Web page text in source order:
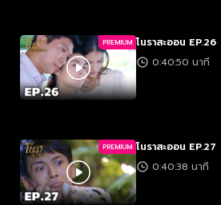
PREMIUM โนราสะออน EP.26
0:40:50 นาที
PREMIUM โนราสะออน EP.27
0:40:38 นาที